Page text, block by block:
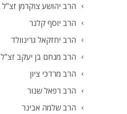
הרב יהושע צוקרמן זצ"ל
הרב יוסף קלנר
הרב יחזקאל גרינוולד
הרב מנחם בן יעקב זצ"ל
הרב מרדכי ציון
הרב רפאל שנור
הרב שלמה אבינר